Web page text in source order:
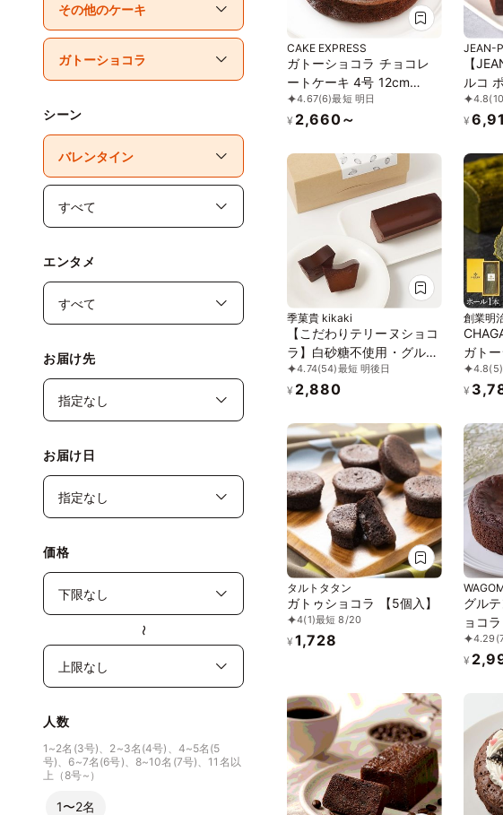
シーン
エンタメ
お届け先
お届け日
価格
〜
人数
1~2名(3号)、2~3名(4号)、4~5名(5
号)、6~7名(6号)、8~10名(7号)、11名以
上（8号~）
1〜2名
CAKE EXPRESS
ガトーショコラ チョコレ
ートケーキ 4号 12cm
gateau-4
4.67(6)最短 明日
¥ 2,660～
JEAN-
【
ルコ
4.8
¥
季菓貴 kikaki
【こだわりテリーヌショコ
ラ】白砂糖不使用・グルテ
ンフリー・無添加 濃厚チ
ョコレートケーキ ガトー
4.74(54)最短 明後日
¥ 2,880
創業明
屋
ガト
イズ
4.8(5)
¥
タルトタタン
ガトゥショコラ 【5個入】
4(1)最短 8/20
¥ 1,728
グル
ョコ
ガン
《小麦
スイ
キ》
4.29
¥